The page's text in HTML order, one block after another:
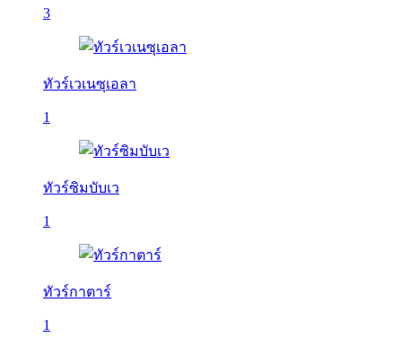
3
ทัวร์เวเนซุเอลา
1
ทัวร์ซิมบับเว
1
ทัวร์กาตาร์
1